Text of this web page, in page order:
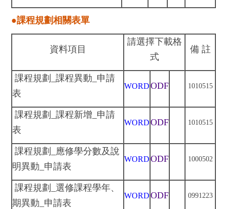
●課程規劃相關表單
資料項目
請選擇下載格
式
備 註
課程規劃_課程異動_申請
表
WORDODF 1010515
課程規劃_課程新增_申請
表
WORDODF 1010515
課程規劃_應修學分數及說
明異動_申請表
WORDODF 1000502
課程規劃_選修課程學年、
期異動_申請表
WORDODF 0991223